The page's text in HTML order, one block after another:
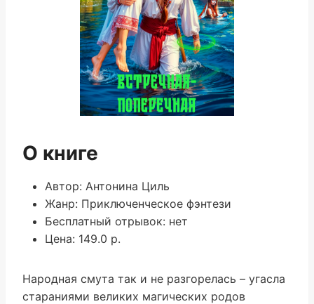
О книге
Автор: Антонина Циль
Жанр: Приключенческое фэнтези
Бесплатный отрывок: нет
Цена: 149.0 р.
Народная смута так и не разгорелась – угасла
стараниями великих магических родов